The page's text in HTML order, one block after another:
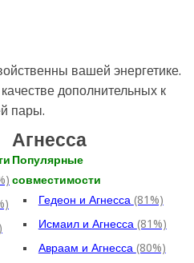
вашей энергетике.
дополнительных к
пары.
Агнесса
Популярные
совместимости
Гедеон и Агнесса (81%)
Исмаил и Агнесса (81%)
Авраам и Агнесса (80%)